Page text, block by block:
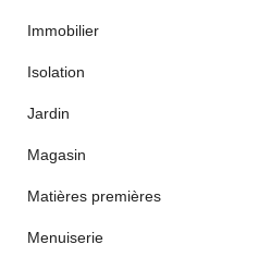
Immobilier
Isolation
Jardin
Magasin
Matières premières
Menuiserie